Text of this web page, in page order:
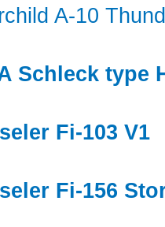
A-10
Schleck type
Fi-103 V1
Fi-156